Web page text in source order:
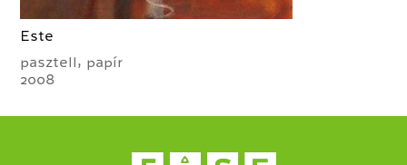
Este
pasztell, papír
2008